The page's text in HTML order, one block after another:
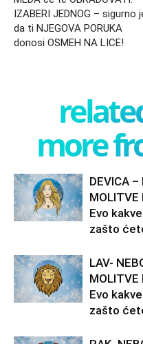
IZABERI JEDNOG – sigurno
da ti NJEGOVA PORUKA
donosi OSMEH NA LICE!
more
DEVICA –
MOLITVE
Evo
zašto
LAV-
MOLITVE
Evo
zašto